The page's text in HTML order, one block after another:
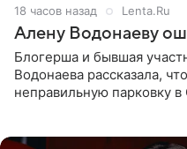
18 часов назад Lenta.Ru
Алену Водонаеву
Блогерша и бывшая
Водонаева рассказала,
неправильную парковку